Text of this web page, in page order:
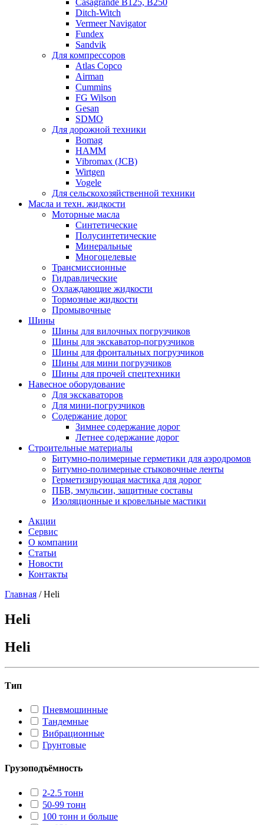
Ditch-Witch
Vermeer Navigator
Fundex
Sandvik
Для компрессоров
Atlas Copco
Airman
Cummins
FG Wilson
Gesan
SDMO
Для дорожной техники
Bomag
HAMM
Vibromax (JCB)
Wirtgen
Vogele
Для сельскохозяйственной техники
Масла и техн. жидкости
Моторные масла
Синтетические
Полусинтетические
Минеральные
Многоцелевые
Трансмиссионные
Гидравлические
Охлаждающие жидкости
Тормозные жидкости
Промывочные
Шины
Шины для вилочных погрузчиков
Шины для экскаватор-погрузчиков
Шины для фронтальных погрузчиков
Шины для мини погрузчиков
Шины для прочей спецтехники
Навесное оборудование
Для экскаваторов
Для мини-погрузчиков
Содержание дорог
Зимнее содержание дорог
Летнее содержание дорог
Строительные материалы
Битумно-полимерные герметики для аэродромов
Битумно-полимерные стыковочные ленты
Герметизирующая мастика для дорог
ПБВ, эмульсии, защитные составы
Изоляционные и кровельные мастики
Акции
Сервис
О компании
Статьи
Новости
Контакты
Главная /Heli
Heli
Heli
Тип
Пневмошинные
Тандемные
Вибрационные
Грунтовые
Грузоподъёмность
2-2.5 тонн
50-99 тонн
100 тонн и больше